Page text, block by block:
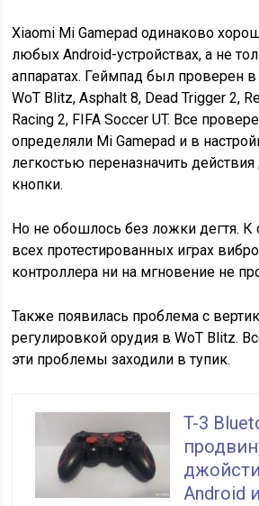
Xiaomi Mi Gamepad одинаково
любых Android-устройствах, а не
аппаратах. Геймпад был проверен в
WoT Blitz, Asphalt 8, Dead Trigger 2,
Racing 2, FIFA Soccer UT. Все
определяли Mi Gamepad и в
легкостью переназначить
кнопки.
Но не обошлось без ложки дегтя.
всех протестированных играх
контроллера ни на мгновение не
Также появилась проблема с
регулировкой орудия в WoT Blitz.
эти проблемы заходили в тупик.
T-3
Android